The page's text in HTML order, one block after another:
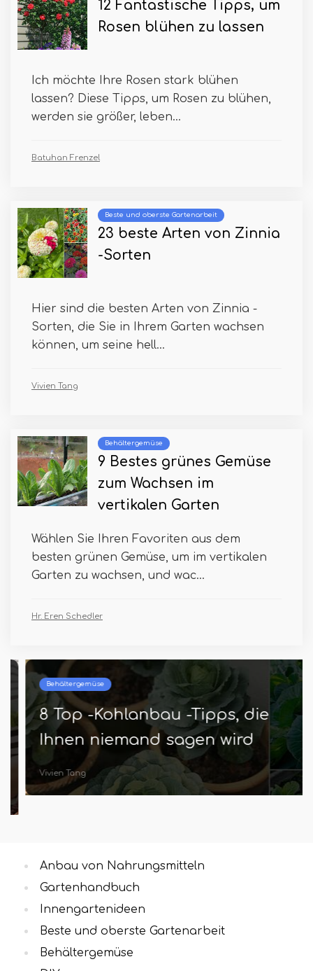
12 Fantastische Tipps, um
Rosen blühen zu lassen
Ich möchte Ihre Rosen stark blühen
lassen? Diese Tipps, um Rosen zu blühen,
werden sie größer, leben...
Batuhan Frenzel
Beste und oberste Gartenarbeit
23 beste Arten von Zinnia
-Sorten
Hier sind die besten Arten von Zinnia -
Sorten, die Sie in Ihrem Garten wachsen
können, um seine hell...
Vivien Tang
Behältergemüse
9 Bestes grünes Gemüse
zum Wachsen im
vertikalen Garten
Wählen Sie Ihren Favoriten aus dem
besten grünen Gemüse, um im vertikalen
Garten zu wachsen, und wac...
Hr. Eren Schedler
Behältergemüse
8 Top -Kohlanbau -Tipps, die
Ihnen niemand sagen wird
Vivien Tang
Anbau von Nahrungsmitteln
Gartenhandbuch
Innengartenideen
Beste und oberste Gartenarbeit
Behältergemüse